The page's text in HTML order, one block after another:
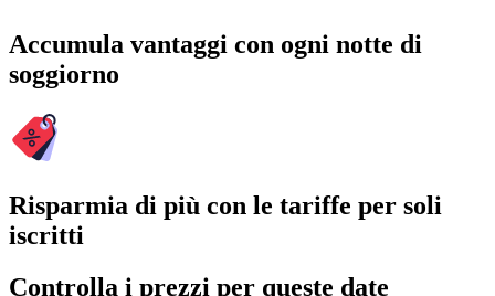
Accumula vantaggi con ogni notte di
soggiorno
Risparmia di più con le tariffe per soli
iscritti
Controlla i prezzi per queste date